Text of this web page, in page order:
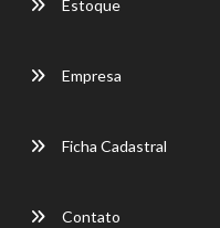
Estoque
Empresa
Ficha Cadastral
Contato